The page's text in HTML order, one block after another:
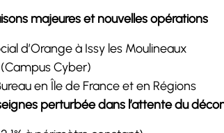
majeures et nouvelles opérations
d’Orange à Issy les Moulineaux
(Campus Cyber)
en Île de France et en Régions
perturbée dans l’attente du